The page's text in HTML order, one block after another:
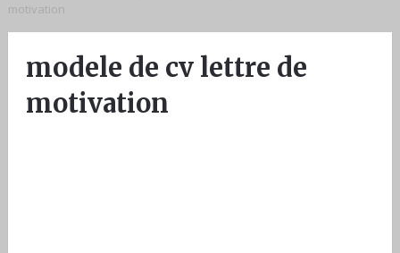
motivation
modele de cv lettre de
motivation